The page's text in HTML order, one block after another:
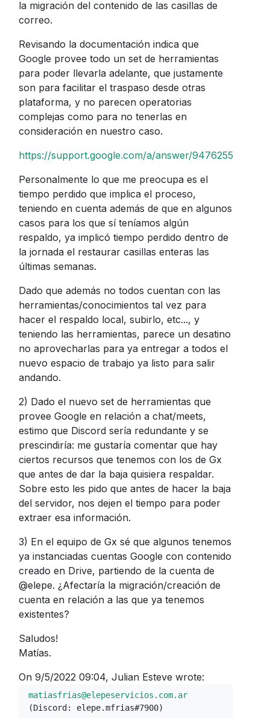
la migración del contenido de las casillas de
correo.
Revisando la documentación indica que
Google provee todo un set de herramientas
para poder llevarla adelante, que justamente
son para facilitar el traspaso desde otras
plataforma, y no parecen operatorias
complejas como para no tenerlas en
consideración en nuestro caso.
https://support.google.com/a/answer/9476255
Personalmente lo que me preocupa es el
tiempo perdido que implica el proceso,
teniendo en cuenta además de que en algunos
casos para los que sí teníamos algún
respaldo, ya implicó tiempo perdido dentro de
la jornada el restaurar casillas enteras las
últimas semanas.
Dado que además no todos cuentan con las
herramientas/conocimientos tal vez para
hacer el respaldo local, subirlo, etc..., y
teniendo las herramientas, parece un desatino
no aprovecharlas para ya entregar a todos el
nuevo espacio de trabajo ya listo para salir
andando.
2) Dado el nuevo set de herramientas que
provee Google en relación a chat/meets,
estimo que Discord sería redundante y se
prescindiría: me gustaría comentar que hay
ciertos recursos que tenemos con los de Gx
que antes de dar la baja quisiera respaldar.
Sobre esto les pido que antes de hacer la baja
del servidor, nos dejen el tiempo para poder
extraer esa información.
3) En el equipo de Gx sé que algunos tenemos
ya instanciadas cuentas Google con contenido
creado en Drive, partiendo de la cuenta de
@elepe. ¿Afectaría la migración/creación de
cuenta en relación a las que ya tenemos
existentes?
Saludos!
Matías.
On 9/5/2022 09:04, Julian Esteve wrote:
matiasfrias@elepeservicios.com.ar
(Discord: elepe.mfrias#7900)